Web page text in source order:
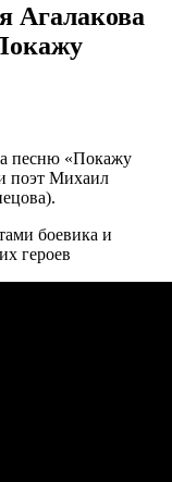
Агалакова
песню «Покажу
поэт Михаил
боевика и
героев